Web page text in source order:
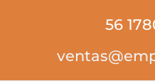
56